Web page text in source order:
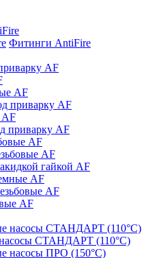
Фитинги AntiFire
AF
AF
приварку AF
AF
приварку AF
AF
AF
гайкой AF
AF
AF
AF
СТАНДАРТ (110°C)